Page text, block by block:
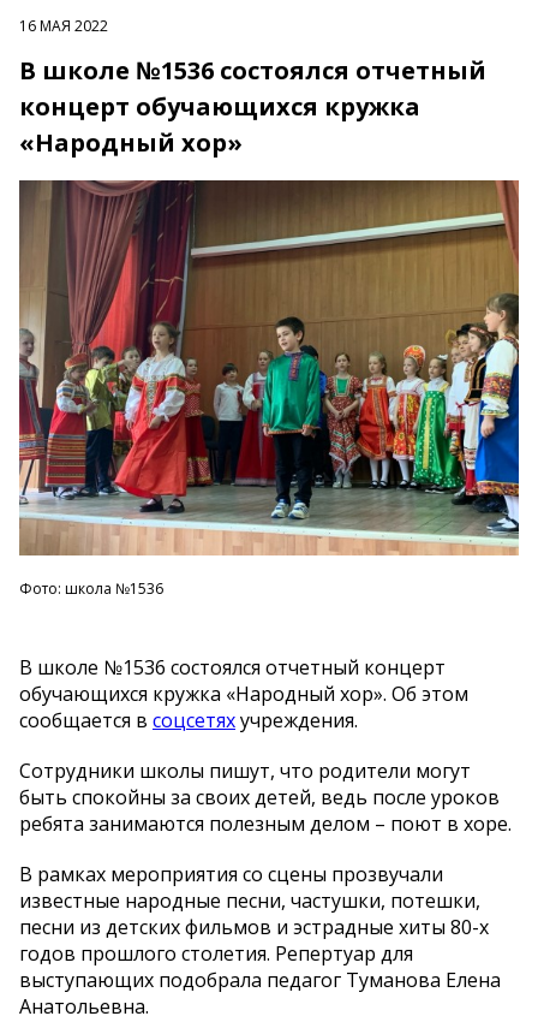
16 МАЯ 2022
В школе №1536 состоялся отчетный
концерт обучающихся кружка
«Народный хор»
Фото: школа №1536
В школе №1536 состоялся отчетный концерт
обучающихся кружка «Народный хор». Об этом
сообщается в соцсетяхучреждения.
Сотрудники школы пишут, что родители могут
быть спокойны за своих детей, ведь после уроков
ребята занимаются полезным делом – поют в хоре.
В рамках мероприятия со сцены прозвучали
известные народные песни, частушки, потешки,
песни из детских фильмов и эстрадные хиты 80-х
годов прошлого столетия. Репертуар для
выступающих подобрала педагог Туманова Елена
Анатольевна.